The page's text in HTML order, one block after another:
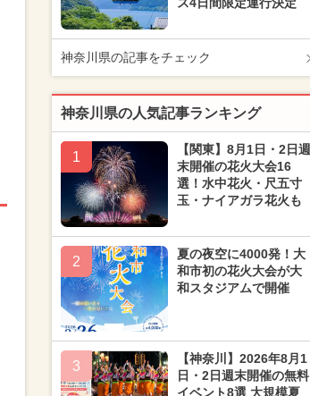
神奈川県の記事をチェック
神奈川県の人気記事ランキング
1
【関東】8月1日・2日週
末開催の花火大会16
選！水中花火・尺五寸
玉・ナイアガラ花火も
2
夏の夜空に4000発！大
和市初の花火大会が大
和スタジアムで開催
3
【神奈川】2026年8月1
日・2日週末開催の無料
イベント8選 大規模夏